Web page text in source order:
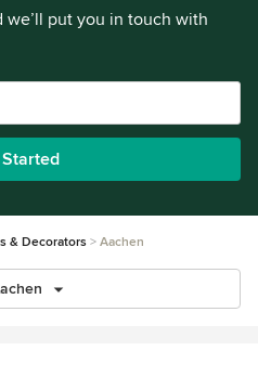
put you in touch with
& Decorators Aachen